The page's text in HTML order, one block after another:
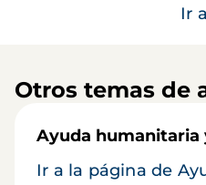
Ir
Otros temas de
Ayuda humanitaria
Ir a la página de